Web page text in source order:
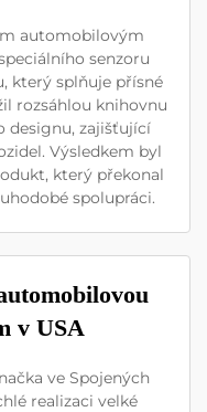
automobilovým
senzoru
který splňuje přísné
rozsáhlou knihovnu
designu, zajišťující
Výsledkem byl
který překonal
spolupráci.
v USA
ve Spojených
realizaci velké